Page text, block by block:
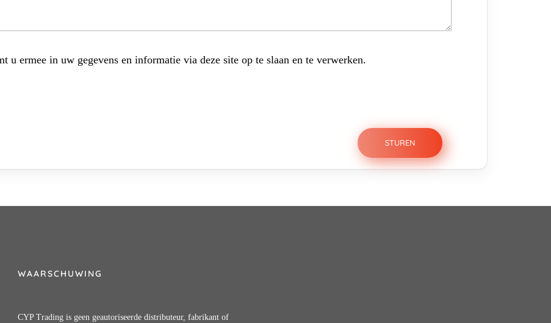
u ermee in uw gegevens en informatie via deze site op te slaan en te verwerken.
WAARSCHUWING
CYP Trading is geen geautoriseerde distributeur, fabrikant of